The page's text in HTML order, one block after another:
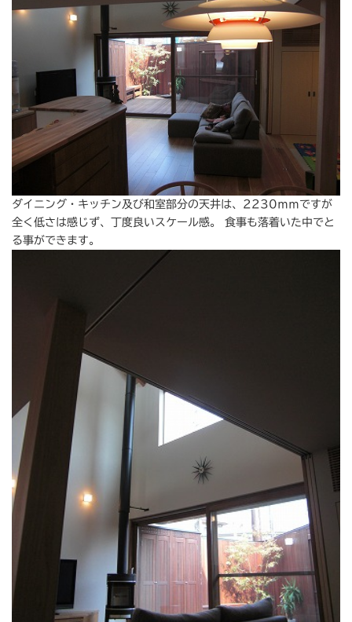
ダイニング・キッチン及び和室部分の天井は、2230ｍｍですが
全く低さは感じず、丁度良いスケール感。 食事も落着いた中でと
る事ができます。